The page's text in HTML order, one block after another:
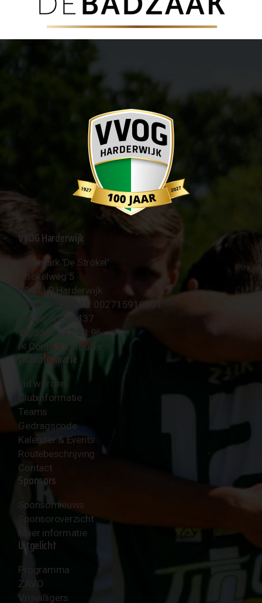
VVOG Harderwijk
Sportpark 'De Strokel'
Strokelweg 5
3847 LR Harderwijk
BTW Nummer NL 002715910B01
KvK Nr 40094437
☎︎ 0341 - 41 28 96
✉︎ Contactformulier
Clubinformatie
Lid worden
Clubinformatie
Teams
Gedragscode
Kalender & Events
Routebeschrijving
Contact
Sponsors
Sponsornieuws
Sponsoroverzicht
Meer informatie
Uitgelicht
Programma
ZAVO
Vrijwilligers